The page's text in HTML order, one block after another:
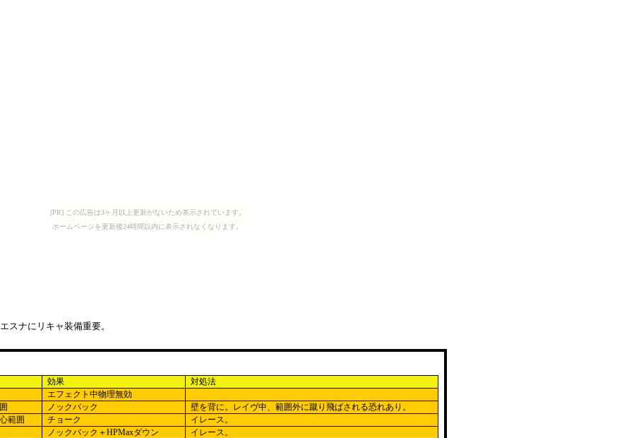
[PR] この広告は3ヶ月以上更新がないため表示されています。
ホームページを更新後24時間以内に表示されなくなります。
スナにリキャ装備重要。
効果
対処法
エフェクト中物理無効
ノックバック
壁を背に。レイヴ中、範囲外に蹴り飛ばされる恐れあり。
範囲 チョーク
イレース。
ノックバック＋HPMaxダウン
イレース。